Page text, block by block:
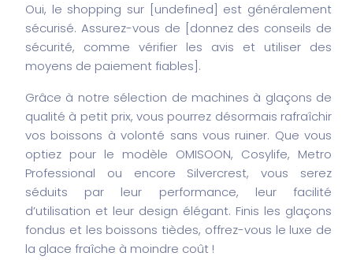
Oui, le shopping sur [undefined] est généralement
sécurisé. Assurez-vous de [donnez des conseils de
sécurité, comme vérifier les avis et utiliser des
moyens de paiement fiables].
Grâce à notre sélection de machines à glaçons de
qualité à petit prix, vous pourrez désormais rafraîchir
vos boissons à volonté sans vous ruiner. Que vous
optiez pour le modèle OMISOON, Cosylife, Metro
Professional ou encore Silvercrest, vous serez
séduits par leur performance, leur facilité
d’utilisation et leur design élégant. Finis les glaçons
fondus et les boissons tièdes, offrez-vous le luxe de
la glace fraîche à moindre coût !